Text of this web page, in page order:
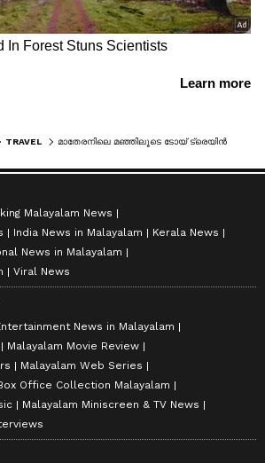
TRAVEL
Malayalam News
India News in Malayalam
Kerala News
News in Malayalam
Viral News
News in Malayalam
Malayalam Movie Review
Malayalam Web Series
Office Collection Malayalam
Malayalam Miniscreen & TV News